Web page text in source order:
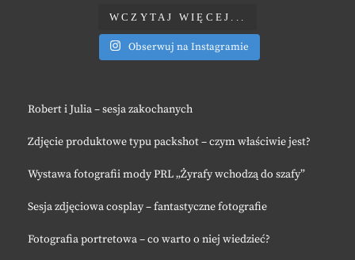
WCZYTAJ WIĘCEJ...
Obserwuj na Instagramie
Robert i Julia – sesja zakochanych
Zdjęcie produktowe typu packshot – czym właściwie jest?
Wystawa fotografii mody PRL „Żyrafy wchodzą do szafy”
Sesja zdjęciowa cosplay – fantastyczne fotografie
Fotografia portretowa – co warto o niej wiedzieć?